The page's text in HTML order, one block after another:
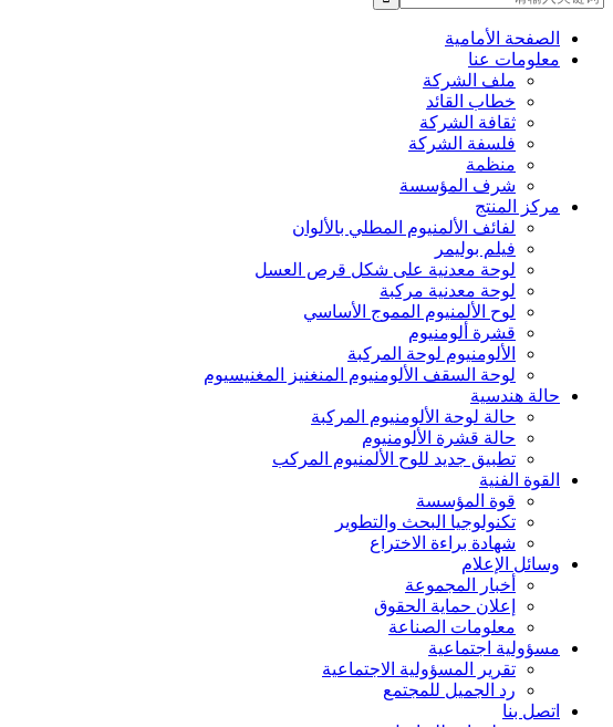
الصفحة الأمامية
معلومات عنا
ملف الشركة
خطاب القائد
ثقافة الشركة
فلسفة الشركة
منظمة
شرف المؤسسة
مركز المنتج
لفائف الألمنيوم المطلي بالألوان
فيلم بوليمر
لوحة معدنية على شكل قرص العسل
لوحة معدنية مركبة
لوح الألمنيوم المموج الأساسي
قشرة ألومنيوم
الألومنيوم لوحة المركبة
لوحة السقف الألومنيوم المنغنيز المغنيسيوم
حالة هندسية
حالة لوحة الألومنيوم المركبة
حالة قشرة الألومنيوم
تطبيق جديد للوح الألمنيوم المركب
القوة الفنية
قوة المؤسسة
تكنولوجيا البحث والتطوير
شهادة براءة الاختراع
وسائل الإعلام
أخبار المجموعة
إعلان حماية الحقوق
معلومات الصناعة
مسؤولية اجتماعية
تقرير المسؤولية الاجتماعية
رد الجميل للمجتمع
اتصل بنا